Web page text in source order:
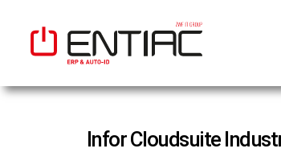
Infor Cloudsuite